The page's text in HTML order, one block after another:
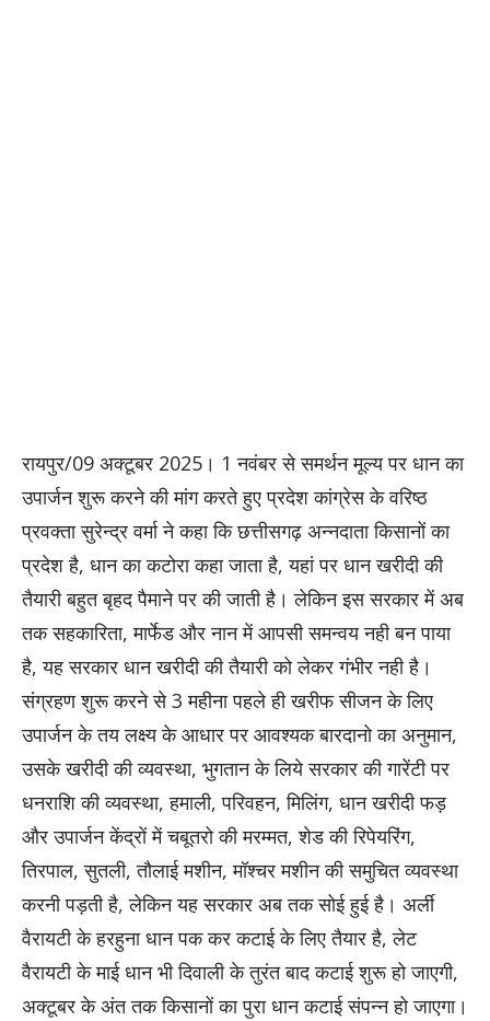
रायपुर/09 अक्टूबर 2025। 1 नवंबर से समर्थन मूल्य पर धान का
उपार्जन शुरू करने की मांग करते हुए प्रदेश कांग्रेस के वरिष्ठ
प्रवक्ता सुरेन्द्र वर्मा ने कहा कि छत्तीसगढ़ अन्नदाता किसानों का
प्रदेश है, धान का कटोरा कहा जाता है, यहां पर धान खरीदी की
तैयारी बहुत बृहद पैमाने पर की जाती है। लेकिन इस सरकार में अब
तक सहकारिता, मार्फेड और नान में आपसी समन्वय नही बन पाया
है, यह सरकार धान खरीदी की तैयारी को लेकर गंभीर नही है।
संग्रहण शुरू करने से 3 महीना पहले ही खरीफ सीजन के लिए
उपार्जन के तय लक्ष्य के आधार पर आवश्यक बारदानो का अनुमान,
उसके खरीदी की व्यवस्था, भुगतान के लिये सरकार की गारेंटी पर
धनराशि की व्यवस्था, हमाली, परिवहन, मिलिंग, धान खरीदी फड़
और उपार्जन केंद्रों में चबूतरो की मरम्मत, शेड की रिपेयरिंग,
तिरपाल, सुतली, तौलाई मशीन, मॉश्चर मशीन की समुचित व्यवस्था
करनी पड़ती है, लेकिन यह सरकार अब तक सोई हुई है। अर्ली
वैरायटी के हरहुना धान पक कर कटाई के लिए तैयार है, लेट
वैरायटी के माई धान भी दिवाली के तुरंत बाद कटाई शुरू हो जाएगी,
अक्टूबर के अंत तक किसानों का पुरा धान कटाई संपन्न हो जाएगा।